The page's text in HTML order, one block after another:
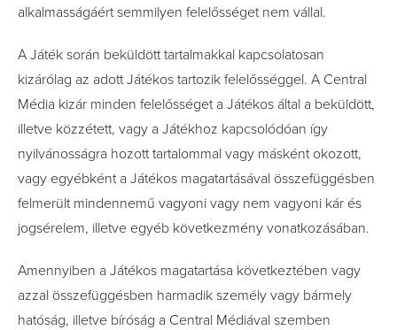
alkalmasságáért semmilyen felelősséget nem vállal.
A Játék során beküldött tartalmakkal kapcsolatosan
kizárólag az adott Játékos tartozik felelősséggel. A Central
Média kizár minden felelősséget a Játékos által a beküldött,
illetve közzétett, vagy a Játékhoz kapcsolódóan így
nyilvánosságra hozott tartalommal vagy másként okozott,
vagy egyébként a Játékos magatartásával összefüggésben
felmerült mindennemű vagyoni vagy nem vagyoni kár és
jogsérelem, illetve egyéb következmény vonatkozásában.
Amennyiben a Játékos magatartása következtében vagy
azzal összefüggésben harmadik személy vagy bármely
hatóság, illetve bíróság a Central Médiával szemben